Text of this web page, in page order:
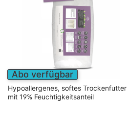
Abo verfügbar
Hypoallergenes, softes Trockenfutter
mit 19% Feuchtigkeitsanteil